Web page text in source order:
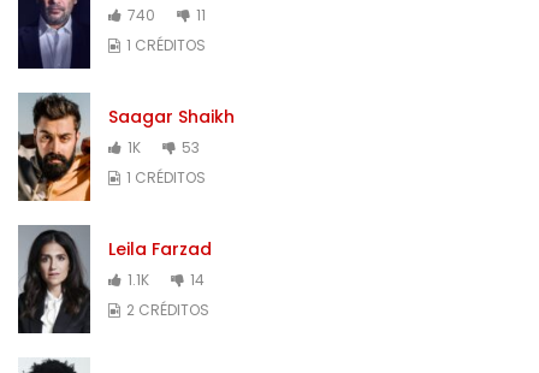
740
11
1 CRÉDITOS
Saagar Shaikh
1K
53
1 CRÉDITOS
Leila Farzad
1.1K
14
2 CRÉDITOS